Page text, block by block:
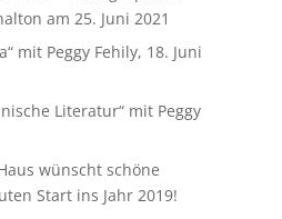
am 25. Juni 2021
mit Peggy Fehily, 18. Juni
Literatur“ mit Peggy
wünscht schöne
Start ins Jahr 2019!